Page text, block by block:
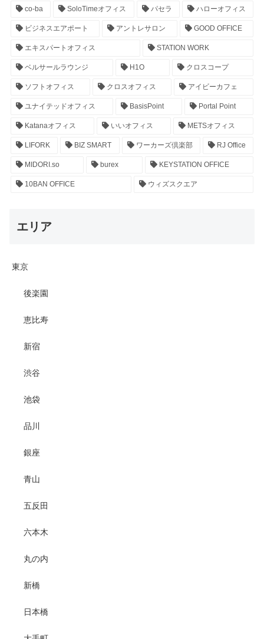
co-ba SoloTimeオフィス パセラ ハローオフィス
ビジネスエアポート アントレサロン GOOD OFFICE
エキスパートオフィス STATION WORK
ベルサールラウンジ H1O クロスコープ
ソフトオフィス クロスオフィス アイビーカフェ
ユナイテッドオフィス BasisPoint Portal Point
Katanaオフィス いいオフィス METSオフィス
LIFORK BIZ SMART ワーカーズ倶楽部 RJ Office
MIDORI.so burex KEYSTATION OFFICE
10BAN OFFICE ウィズスクエア
エリア
東京
後楽園
恵比寿
新宿
渋谷
池袋
品川
銀座
青山
五反田
六本木
丸の内
新橋
日本橋